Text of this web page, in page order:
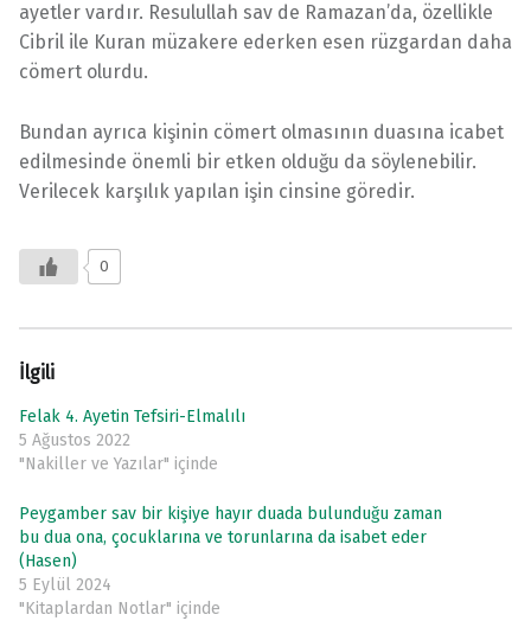
ayetler vardır. Resulullah sav de Ramazan’da, özellikle
Cibril ile Kuran müzakere ederken esen rüzgardan daha
cömert olurdu.
Bundan ayrıca kişinin cömert olmasının duasına icabet
edilmesinde önemli bir etken olduğu da söylenebilir.
Verilecek karşılık yapılan işin cinsine göredir.
0
İlgili
Felak 4. Ayetin Tefsiri-Elmalılı
5 Ağustos 2022
"Nakiller ve Yazılar" içinde
Peygamber sav bir kişiye hayır duada bulunduğu zaman
bu dua ona, çocuklarına ve torunlarına da isabet eder
(Hasen)
5 Eylül 2024
"Kitaplardan Notlar" içinde